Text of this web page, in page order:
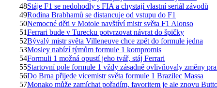
48Stáje F1 se nedohodly s FIA a chystají vlastní seriál závodů
49Rodina Brabhamů se distancuje od vstupu do F1
50Nemocné děti v Motole navštíví mistr světa F1 Alonso
51Ferrari bude v Turecku potvrzovat návrat do špičky
52Bývalý mistr světa Villeneuve chce zpět do formule jedna
53Mosley nabízí týmům formule 1 kompromis
54Formuli 1 možná opustí jeho tvář, stáj Ferrari
55Startovní pole formule 1 vždy zásadně ovlivňovaly změny
56Do Brna přijede vicemistr světa formule 1 Brazilec Massa
57Monako může zamíchat pořadím, favoritem je ale znovu